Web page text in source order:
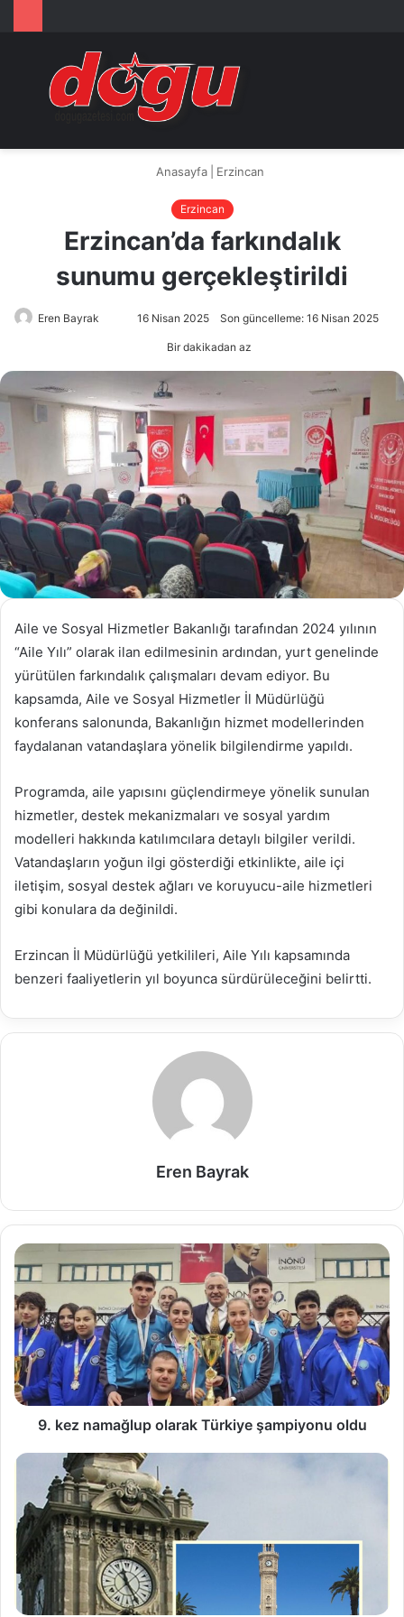
Arama
...
Anasayfa Erzincan
Erzincan
Erzincan’da farkındalık
sunumu gerçekleştirildi
Eren Bayrak
göndermek
16 Nisan 2025 Son güncelleme: 16 Nisan 2025
Bir dakikadan az
Aile ve Sosyal Hizmetler Bakanlığı tarafından 2024 yılının
“Aile Yılı” olarak ilan edilmesinin ardından, yurt genelinde
yürütülen farkındalık çalışmaları devam ediyor. Bu
kapsamda, Aile ve Sosyal Hizmetler İl Müdürlüğü
konferans salonunda, Bakanlığın hizmet modellerinden
faydalanan vatandaşlara yönelik bilgilendirme yapıldı.
Programda, aile yapısını güçlendirmeye yönelik sunulan
hizmetler, destek mekanizmaları ve sosyal yardım
modelleri hakkında katılımcılara detaylı bilgiler verildi.
Vatandaşların yoğun ilgi gösterdiği etkinlikte, aile içi
iletişim, sosyal destek ağları ve koruyucu-aile hizmetleri
gibi konulara da değinildi.
Erzincan İl Müdürlüğü yetkilileri, Aile Yılı kapsamında
benzeri faaliyetlerin yıl boyunca sürdürüleceğini belirtti.
Eren Bayrak
9. kez namağlup olarak Türkiye şampiyonu oldu